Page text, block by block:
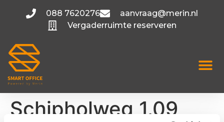
088 7620276
aanvraag@merin.nl
Vergaderruimte reserveren
Schipholweg 1.09